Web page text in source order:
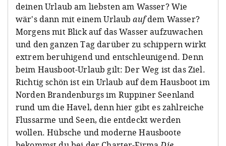
deinen Urlaub am liebsten am Wasser? Wie
wär's dann mit einem Urlaubaufdem Wasser?
Morgens mit Blick auf das Wasser aufzuwachen
und den ganzen Tag darüber zu schippern wirkt
extrem beruhigend und entschleunigend. Denn
beim Hausboot-Urlaub gilt: Der Weg ist das Ziel.
Richtig schön ist ein Urlaub auf dem Hausboot im
Norden Brandenburgs im Ruppiner Seenland
rund um die Havel, denn hier gibt es zahlreiche
Flussarme und Seen, die entdeckt werden
wollen. Hübsche und moderne Hausboote